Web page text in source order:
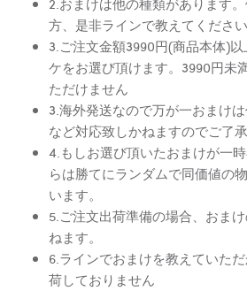
方、是非ラインで教えてください
3.ご注文金額3990円(商品本体)
ケをお選び頂けます。3990円未
ただけません
3.海外発送なので万が一おまけ
など対応致しかねますのでご了承
4.もしお選び頂いたおまけが一
らは勝てにランダムで同価値の
います。
5.ご注文出荷準備の場合、おま
ねます。
6.ラインでおまけを教えていた
荷しておりません